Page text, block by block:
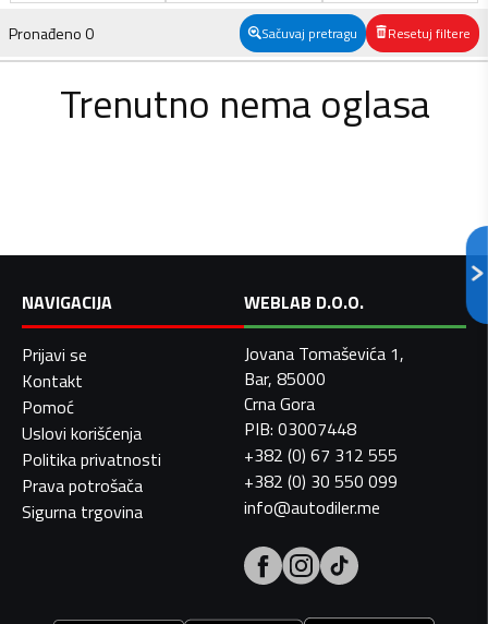
Pronađeno0 Sačuvaj pretragu Resetuj filtere
Trenutno nema oglasa
NAVIGACIJA
Prijavi se
Kontakt
Pomoć
Uslovi korišćenja
Politika privatnosti
Prava potrošača
Sigurna trgovina
WEBLAB D.O.O.
Jovana Tomaševića 1,
Bar, 85000
Crna Gora
PIB: 03007448
+382 (0) 67 312 555
+382 (0) 30 550 099
info@autodiler.me